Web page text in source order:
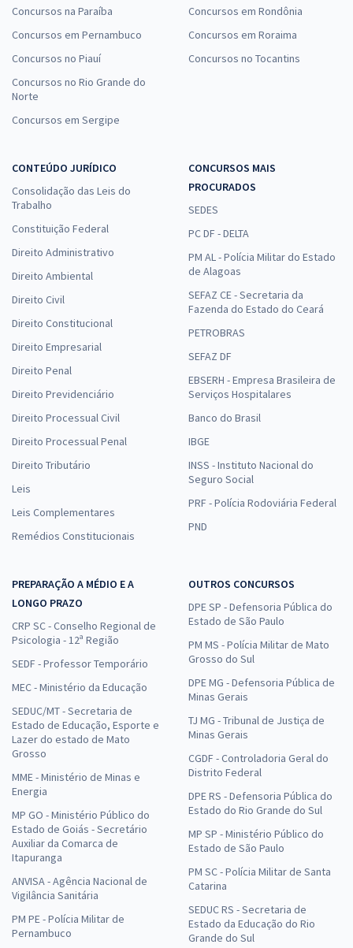
Concursos na Paraíba
Concursos em Pernambuco
Concursos no Piauí
Concursos no Rio Grande do
Norte
Concursos em Sergipe
Concursos em Rondônia
Concursos em Roraima
Concursos no Tocantins
CONTEÚDO JURÍDICO
Consolidação das Leis do
Trabalho
Constituição Federal
Direito Administrativo
Direito Ambiental
Direito Civil
Direito Constitucional
Direito Empresarial
Direito Penal
Direito Previdenciário
Direito Processual Civil
Direito Processual Penal
Direito Tributário
Leis
Leis Complementares
Remédios Constitucionais
CONCURSOS MAIS
PROCURADOS
SEDES
PC DF - DELTA
PM AL - Polícia Militar do Estado
de Alagoas
SEFAZ CE - Secretaria da
Fazenda do Estado do Ceará
PETROBRAS
SEFAZ DF
EBSERH - Empresa Brasileira de
Serviços Hospitalares
Banco do Brasil
IBGE
INSS - Instituto Nacional do
Seguro Social
PRF - Polícia Rodoviária Federal
PND
PREPARAÇÃO A MÉDIO E A
LONGO PRAZO
CRP SC - Conselho Regional de
Psicologia - 12ª Região
SEDF - Professor Temporário
MEC - Ministério da Educação
SEDUC/MT - Secretaria de
Estado de Educação, Esporte e
Lazer do estado de Mato
Grosso
MME - Ministério de Minas e
Energia
MP GO - Ministério Público do
Estado de Goiás - Secretário
Auxiliar da Comarca de
Itapuranga
ANVISA - Agência Nacional de
Vigilância Sanitária
PM PE - Polícia Militar de
Pernambuco
OUTROS CONCURSOS
DPE SP - Defensoria Pública do
Estado de São Paulo
PM MS - Polícia Militar de Mato
Grosso do Sul
DPE MG - Defensoria Pública de
Minas Gerais
TJ MG - Tribunal de Justiça de
Minas Gerais
CGDF - Controladoria Geral do
Distrito Federal
DPE RS - Defensoria Pública do
Estado do Rio Grande do Sul
MP SP - Ministério Público do
Estado de São Paulo
PM SC - Polícia Militar de Santa
Catarina
SEDUC RS - Secretaria de
Estado da Educação do Rio
Grande do Sul